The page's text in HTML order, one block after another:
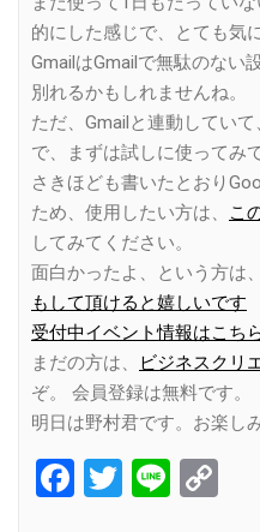
的にした感じで、とても気
GmailはGmailで無駄のない
別れるかもしれませんね。
ただ、Gmailと連動してい
で、まずは試しに使ってみ
さきほども書いたとおり
ため、使用したい方は、
こ
してみてください。
面白かったよ、という方は、
もして頂けると嬉しいです
受付中イベント情報はこち
まだの方は、
ビジネスクリ
ぞ。 会員登録は無料です。
明日は野村君です。お楽し
Facebook
Twitter
Line